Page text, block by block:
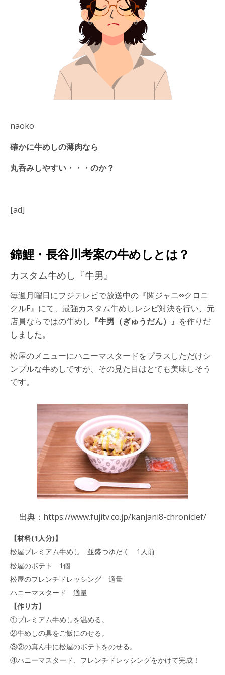
naoko
確かに牛めしの薄肉なら
丸呑みしやすい・・・のか？
[ad]
錦鯉・長谷川考案の牛めしとは？
カスタム牛めし『牛男』
毎週月曜日にフジテレビで放送中の『関ジャニ∞クロニ
クルF』にて、最強カスタム牛めしレシピ対決を行い、元
店員ならではの牛めし 『牛男（ぎゅうだん）』 を作りだ
しました。
松屋のメニューにハニーマスタードをプラスしただけシ
ンプルな牛めしですが、その見た目はとても美味しそう
です。
出典：https://www.fujitv.co.jp/kanjani8-chroniclef/
【材料(1人分)】
松屋プレミアム牛めし 並盛つゆだく 1人前
松屋のポテト 1個
松屋のフレンチドレッシング 適量
ハニーマスタード 適量
【作り方】
①プレミアム牛めしを温める。
②牛めしの具をご飯にのせる。
③②の真ん中に松屋のポテトをのせる。
④ハニーマスタード、フレンチドレッシングをかけて完成！